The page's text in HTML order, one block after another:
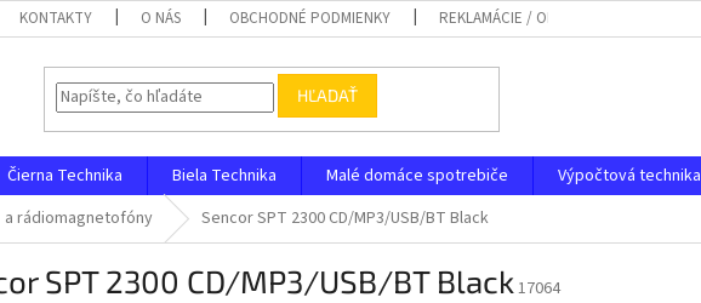
KONTAKTY O NÁS OBCHODNÉ PODMIENKY REKLAMÁCIE / ODSTÚPENIE OD ZMLUVY
HĽADAŤ
Čierna Technika Biela Technika Malé domáce spotrebiče Výpočtová technika
a rádiomagnetofóny
Sencor SPT 2300 CD/MP3/USB/BT Black
SPT 2300 CD/MP3/USB/BT Black 17064